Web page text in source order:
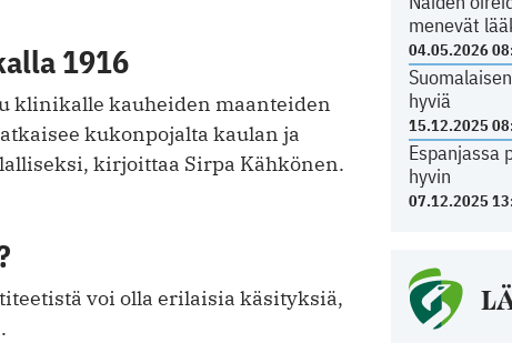
1916
klinikalle kauheiden maanteiden
kukonpojalta kaulan ja
kirjoittaa Sirpa Kähkönen.
voi olla erilaisia käsityksiä,
menevät
04.05.2026
hyviä
15.12.2025
Espanjassa
hyvin
07.12.2025